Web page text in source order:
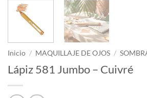
Inicio / MAQUILLAJE DE OJOS /
Lápiz 581 Jumbo – Cuivré